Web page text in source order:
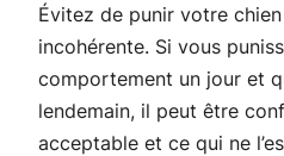
Évitez de punir votre
incohérente. Si vous
comportement un jour et
lendemain, il peut être
acceptable et ce qui ne